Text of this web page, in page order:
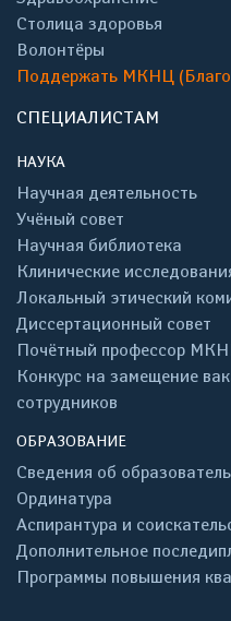
Столица здоровья
Волонтёры
Поддержать МКНЦ
СПЕЦИАЛИСТАМ
НАУКА
Научная деятельность
Учёный совет
Научная библиотека
Клинические
Локальный этический
Диссертационный совет
Почётный профессор
Конкурс на замещение
сотрудников
ОБРАЗОВАНИЕ
Сведения об
Ординатура
Аспирантура и
Дополнительное
Программы повышения